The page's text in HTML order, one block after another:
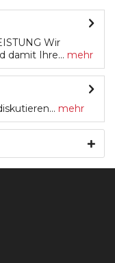
Wir
damit Ihre... mehr
mehr